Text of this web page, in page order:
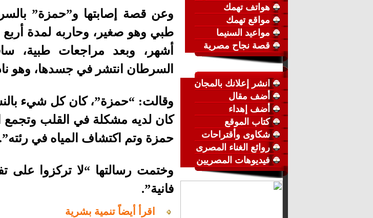
هواتف تهمك
مواقع تهمك
مواعيد السنيما
قصة نجاح مصرية
انشر إعلانك بالمجان
أضف مقال
أضف إهداء
كتاب الموقع
شكاوى وأقتراحات
روائع الغناء المصرى
فيديوهات المصريين
وعن قصة إصابتها و”حمزة”
أشهر، وبعد مراجعات طبية،
السرطان انتشر في جسدها، وهو
كان لديه مشكلة في القلب وتجمع
حمزة وتم اكتشاف المياه في رئته”.
وختمت رسالتها “لا تركزوا على
فانية”.
اقرأ أيضاً تنمية بشرية